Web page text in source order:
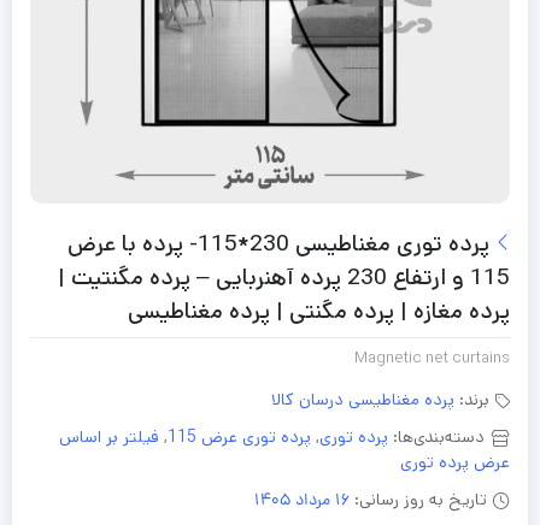
پرده توری مغناطیسی 230*115- پرده با عرض
115 و ارتفاع 230 پرده آهنربایی – پرده مگنتیت |
پرده مغازه | پرده مگنتی | پرده مغناطیسی
Magnetic net curtains
برند: پرده مغناطیسی درسان کالا
دسته‌بندی‌ها: پرده توری, پرده توری عرض 115 , فیلتر بر اساس
عرض پرده توری
تاریخ به روز رسانی: 16 مرداد 1405